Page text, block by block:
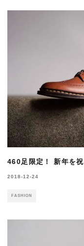
460足限定！ 新年を
2018-12-24
FASHION